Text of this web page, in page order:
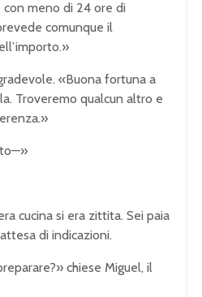
con meno di 24 ore di
comunque il
«Buona fortuna a
Troveremo qualcun altro e
cucina si era zittita. Sei paia
di indicazioni.
chiese Miguel, il